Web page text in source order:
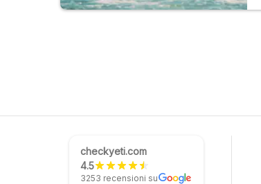
checkyeti.com
4.5
3253 recensioni su